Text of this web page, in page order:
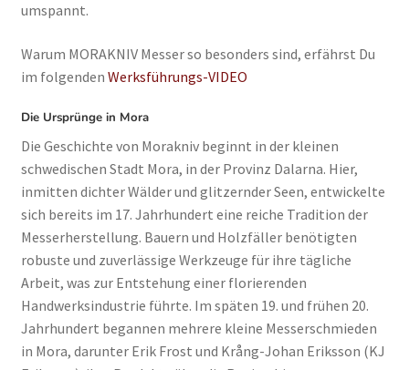
umspannt.
Warum MORAKNIV Messer so besonders sind, erfährst Du
im folgenden Werksführungs-VIDEO
Die Ursprünge in Mora
Die Geschichte von Morakniv beginnt in der kleinen
schwedischen Stadt Mora, in der Provinz Dalarna. Hier,
inmitten dichter Wälder und glitzernder Seen, entwickelte
sich bereits im 17. Jahrhundert eine reiche Tradition der
Messerherstellung. Bauern und Holzfäller benötigten
robuste und zuverlässige Werkzeuge für ihre tägliche
Arbeit, was zur Entstehung einer florierenden
Handwerksindustrie führte. Im späten 19. und frühen 20.
Jahrhundert begannen mehrere kleine Messerschmieden
in Mora, darunter Erik Frost und Krång-Johan Eriksson (KJ